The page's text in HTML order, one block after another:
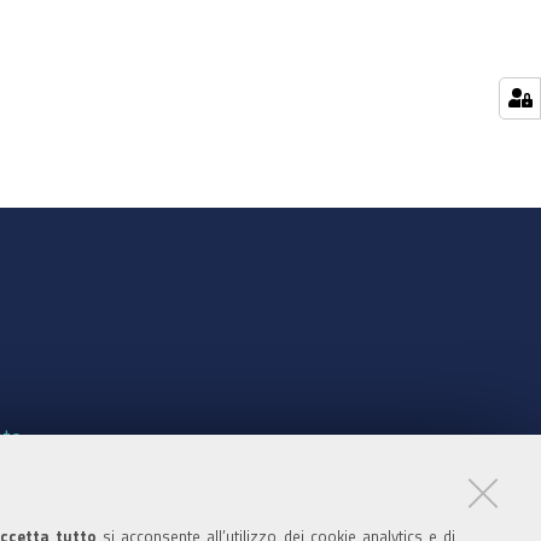
tutto si acconsente all’utilizzo dei cookie analytics e di